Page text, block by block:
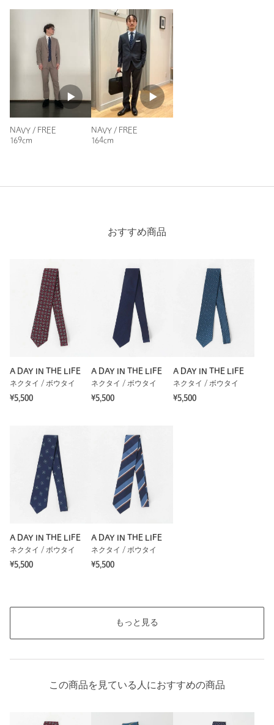
お問い合わせの際は、ユナイテッドアローズ カスタマーサービス
デスクまでお申し付けください。
商品詳細
注文キャンセル 対象商品
返品 対象商品
シルク100％
6134-6-000070
NAVY / FREE
169cm
NAVY / FREE
164cm
おすすめ商品
A DAY IN THE LIFE
ネクタイ / ボウタイ
¥5,500
A DAY IN THE LIFE
ネクタイ / ボウタイ
¥5,500
A DAY IN THE LIFE
ネクタイ / ボウタイ
¥5,500
A DAY IN THE LIFE
ネクタイ / ボウタイ
¥5,500
A DAY IN THE LIFE
ネクタイ / ボウタイ
¥5,500
もっと見る
この商品を見ている人におすすめの商品